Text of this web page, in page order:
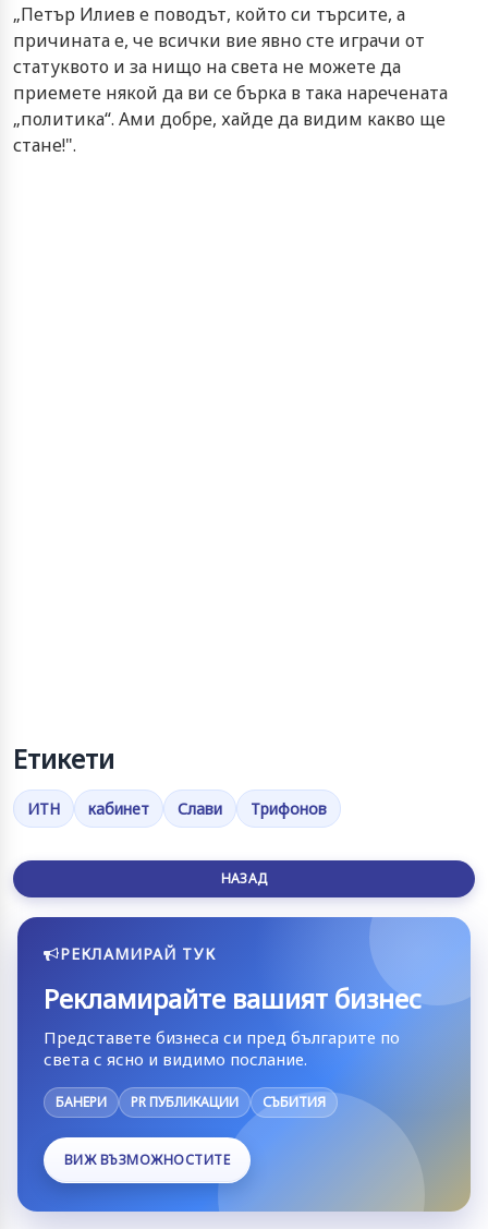
„Петър Илиев е поводът, който си търсите, а
причината е, че всички вие явно сте играчи от
статуквото и за нищо на света не можете да
приемете някой да ви се бърка в така наречената
„политика“. Ами добре, хайде да видим какво ще
стане!".
Етикети
ИТН кабинет Слави Трифонов
НАЗАД
РЕКЛАМИРАЙ ТУК
Рекламирайте вашият бизнес
Представете бизнеса си пред българите по
света с ясно и видимо послание.
БАНЕРИ PR ПУБЛИКАЦИИ СЪБИТИЯ
ВИЖ ВЪЗМОЖНОСТИТЕ